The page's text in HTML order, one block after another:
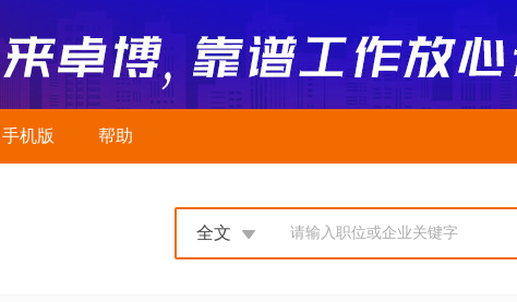
手机版 帮助
请输入职位或企业关键字
全文